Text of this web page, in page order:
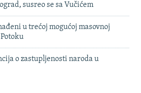
susreo se sa Vučićem
u trećoj mogućoj masovnoj
o zastupljenosti naroda u